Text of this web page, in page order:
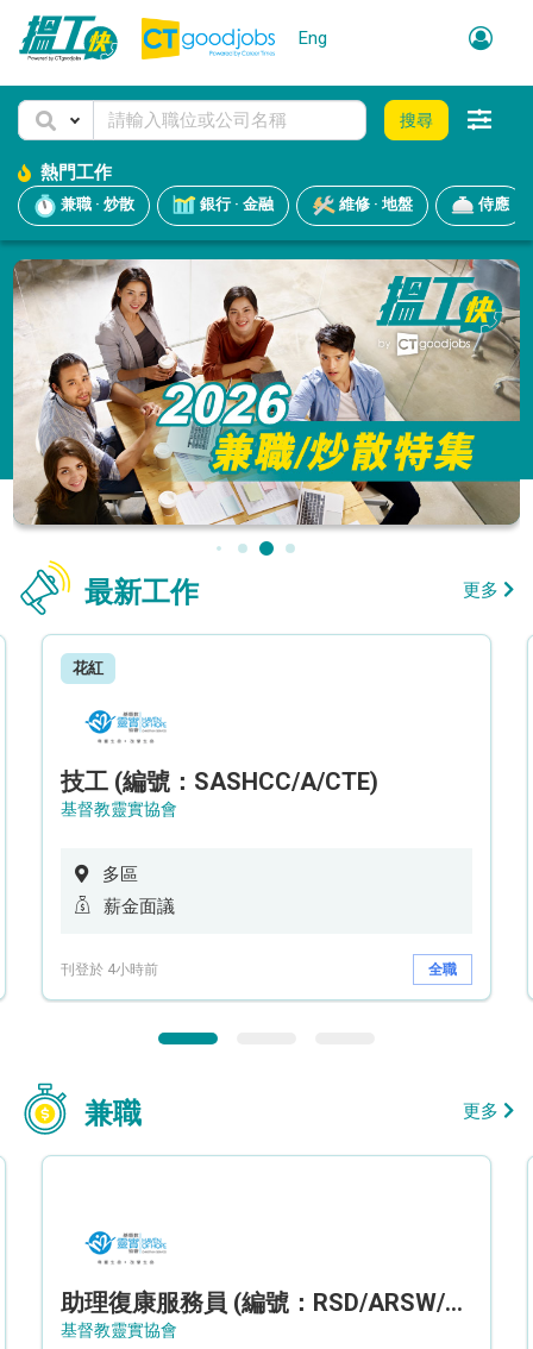
Eng
搜尋
熱門工作
兼職 · 炒散 銀行 · 金融 維修 · 地盤 侍應
最新工作 更多
花紅
技工 (編號：SASHCC/A/CTE)
基督教靈實協會
多區
薪金面議
刊登於 4小時前 全職
兼職 更多
助理復康服務員 (編號：RSD/ARSW/CTE)
基督教靈實協會